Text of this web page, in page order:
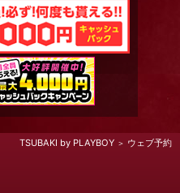
TSUBAKI by PLAYBOY ウェブ予約